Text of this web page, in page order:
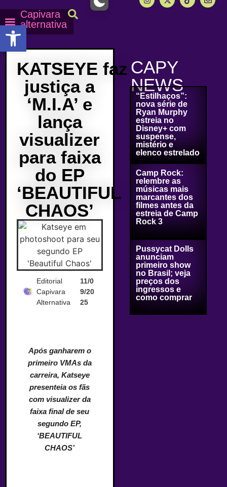
Capivara
alternativa
KATSEYE faz
justiça a
‘M.I.A’ e
lança
visualizer
para faixa
do EP
‘BEAUTIFUL
CHAOS’
Editorial
Capivara
Alternativa
11/0
9/20
25
Após ganharem o
primeiro VMAs da
carreira, Katseye
presenteia os fãs
com visualizer da
faixa final de seu
segundo EP,
‘BEAUTIFUL
CHAOS’
CAPY
NEWS
“Estilhaços”:
nova série de
Ryan Murphy
estreia no
Disney+ com
suspense,
mistério e
elenco estrelado
Camp Rock:
relembre as
músicas mais
marcantes dos
filmes antes da
estreia de Camp
Rock 3
Pussycat Dolls
anunciam
primeiro show
no Brasil; veja
preços dos
ingressos e
como comprar
Abrir a barra de ferramentas